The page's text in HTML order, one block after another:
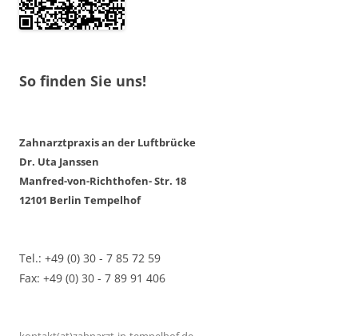
So finden Sie uns!
Zahnarztpraxis an der Luftbrücke
Dr. Uta Janssen
Manfred-von-Richthofen- Str. 18
12101 Berlin Tempelhof
Tel.: +49 (0) 30 - 7 85 72 59
Fax: +49 (0) 30 - 7 89 91 406